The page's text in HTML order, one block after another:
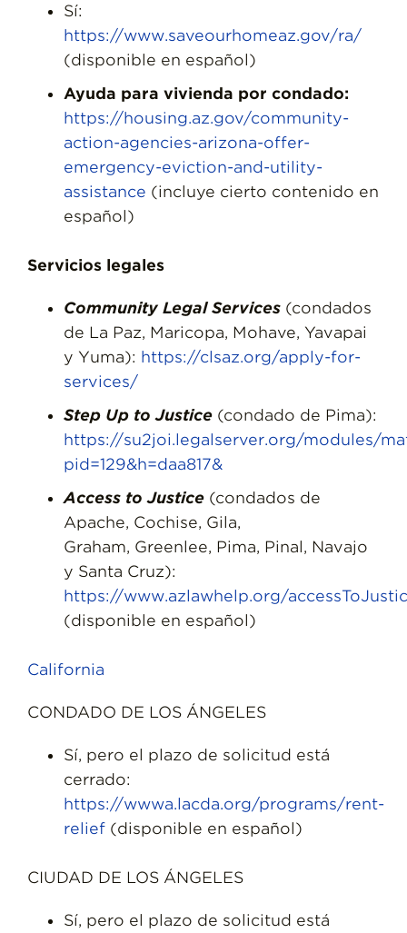
Sí:
https://www.saveourhomeaz.gov/ra/
(disponible en español)
Ayuda para vivienda por condado:
https://housing.az.gov/community-
action-agencies-arizona-offer-
emergency-eviction-and-utility-
assistance (incluye cierto contenido en
español)
Servicios legales
Community Legal Services (condados
de La Paz, Maricopa, Mohave, Yavapai
y Yuma): https://clsaz.org/apply-for-
services/
Step Up to Justice (condado de Pima):
https://su2joi.legalserver.org/modules/
pid=129&h=daa817&
Access to Justice (condados de
Apache, Cochise, Gila,
Graham, Greenlee, Pima, Pinal, Navajo
y Santa Cruz):
https://www.azlawhelp.org/
(disponible en español)
California
CONDADO DE LOS ÁNGELES
Sí, pero el plazo de solicitud está
cerrado:
https://wwwa.lacda.org/programs/rent-
relief (disponible en español)
CIUDAD DE LOS ÁNGELES
Sí, pero el plazo de solicitud está